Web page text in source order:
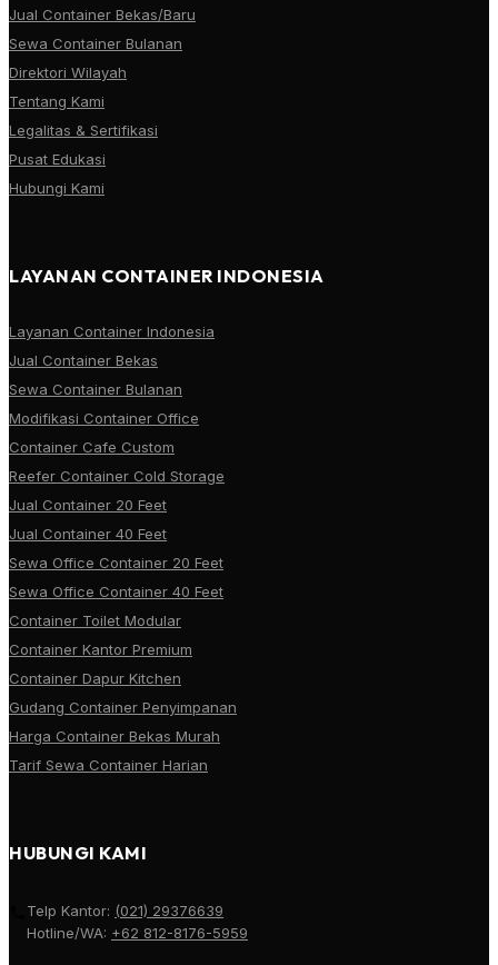
Jual Container Bekas/Baru
Sewa Container Bulanan
Direktori Wilayah
Tentang Kami
Legalitas & Sertifikasi
Pusat Edukasi
Hubungi Kami
LAYANAN CONTAINER INDONESIA
Layanan Container Indonesia
Jual Container Bekas
Sewa Container Bulanan
Modifikasi Container Office
Container Cafe Custom
Reefer Container Cold Storage
Jual Container 20 Feet
Jual Container 40 Feet
Sewa Office Container 20 Feet
Sewa Office Container 40 Feet
Container Toilet Modular
Container Kantor Premium
Container Dapur Kitchen
Gudang Container Penyimpanan
Harga Container Bekas Murah
Tarif Sewa Container Harian
HUBUNGI KAMI
Telp Kantor: (021) 29376639
Hotline/WA: +62 812-8176-5959